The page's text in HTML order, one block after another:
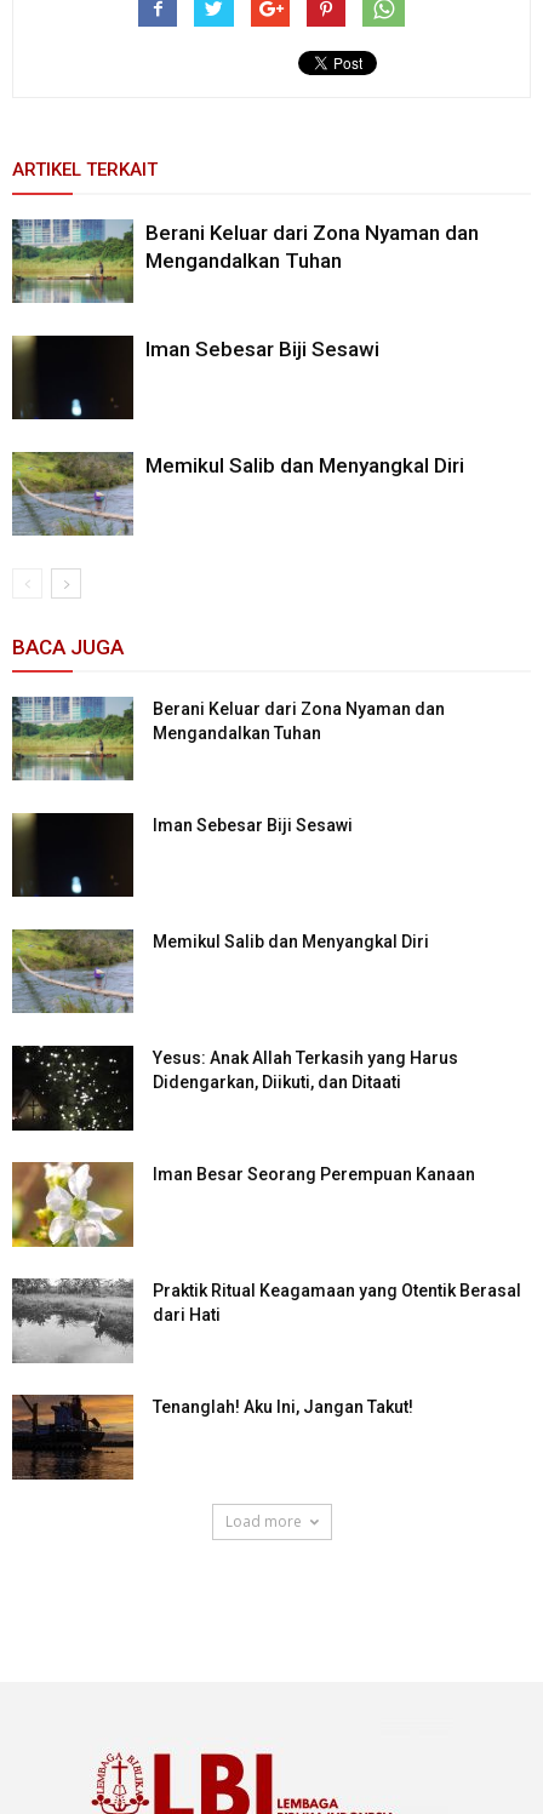
ARTIKEL TERKAIT
Berani Keluar dari Zona Nyaman dan
Mengandalkan Tuhan
Iman Sebesar Biji Sesawi
Memikul Salib dan Menyangkal Diri
BACA JUGA
Berani Keluar dari Zona Nyaman dan
Mengandalkan Tuhan
Iman Sebesar Biji Sesawi
Memikul Salib dan Menyangkal Diri
Yesus: Anak Allah Terkasih yang Harus
Didengarkan, Diikuti, dan Ditaati
Iman Besar Seorang Perempuan Kanaan
Praktik Ritual Keagamaan yang Otentik Berasal
dari Hati
Tenanglah! Aku Ini, Jangan Takut!
Load more